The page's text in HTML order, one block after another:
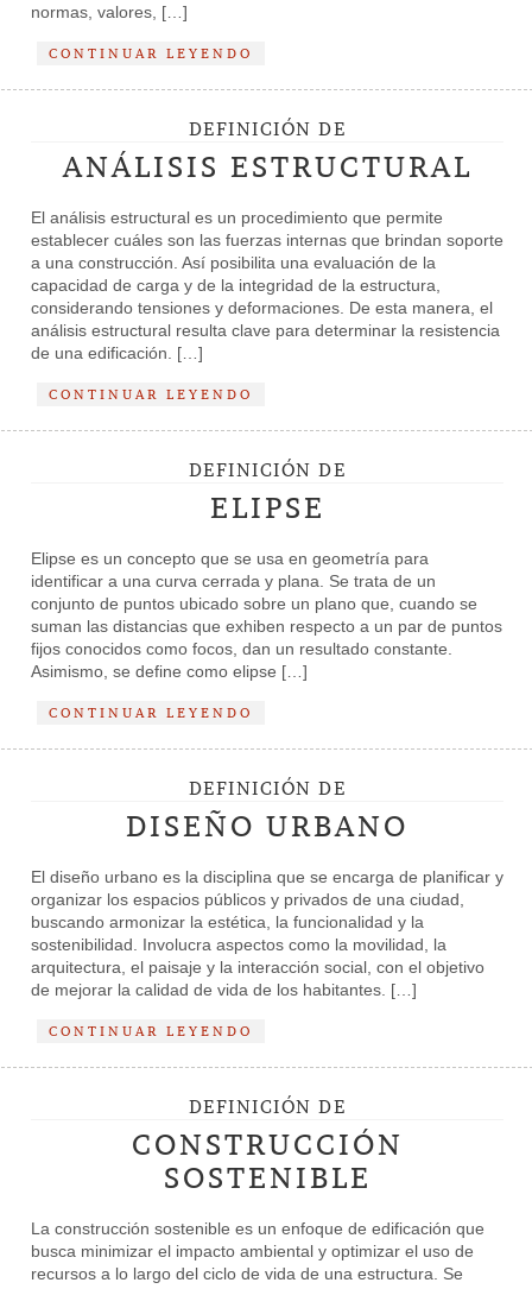
normas, valores, […]
CONTINUAR LEYENDO
DEFINICIÓN DE
ANÁLISIS ESTRUCTURAL
El análisis estructural es un procedimiento que permite
establecer cuáles son las fuerzas internas que brindan soporte
a una construcción. Así posibilita una evaluación de la
capacidad de carga y de la integridad de la estructura,
considerando tensiones y deformaciones. De esta manera, el
análisis estructural resulta clave para determinar la resistencia
de una edificación. […]
CONTINUAR LEYENDO
DEFINICIÓN DE
ELIPSE
Elipse es un concepto que se usa en geometría para
identificar a una curva cerrada y plana. Se trata de un
conjunto de puntos ubicado sobre un plano que, cuando se
suman las distancias que exhiben respecto a un par de puntos
fijos conocidos como focos, dan un resultado constante.
Asimismo, se define como elipse […]
CONTINUAR LEYENDO
DEFINICIÓN DE
DISEÑO URBANO
El diseño urbano es la disciplina que se encarga de planificar y
organizar los espacios públicos y privados de una ciudad,
buscando armonizar la estética, la funcionalidad y la
sostenibilidad. Involucra aspectos como la movilidad, la
arquitectura, el paisaje y la interacción social, con el objetivo
de mejorar la calidad de vida de los habitantes. […]
CONTINUAR LEYENDO
DEFINICIÓN DE
CONSTRUCCIÓN
SOSTENIBLE
La construcción sostenible es un enfoque de edificación que
busca minimizar el impacto ambiental y optimizar el uso de
recursos a lo largo del ciclo de vida de una estructura. Se